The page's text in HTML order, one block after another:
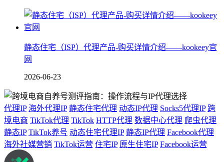
静态住宅（ISP）代理产品-购买详情介绍——kookeey官
网
2026-06-23
代理IP 海外代理IP 静态住宅代理 动态IP代理 Socks5代理IP 跨
境电商 TikTok代理 TikTok HTTP代理 数据中心代理 爬虫代理
静态IP TikTok养号 动态住宅代理IP 静态IP代理 Facebook代理
海外社媒营销 TikTok运营 住宅IP 原生住宅IP Facebook运营